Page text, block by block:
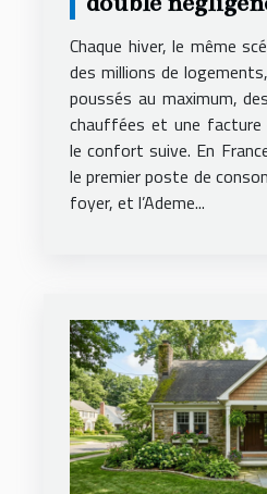
votre confort
Chaque hiver, le même
des millions de
poussés au maximum,
chauffées et une facture
le confort suive. En
le premier poste de
foyer, et l’Ademe...